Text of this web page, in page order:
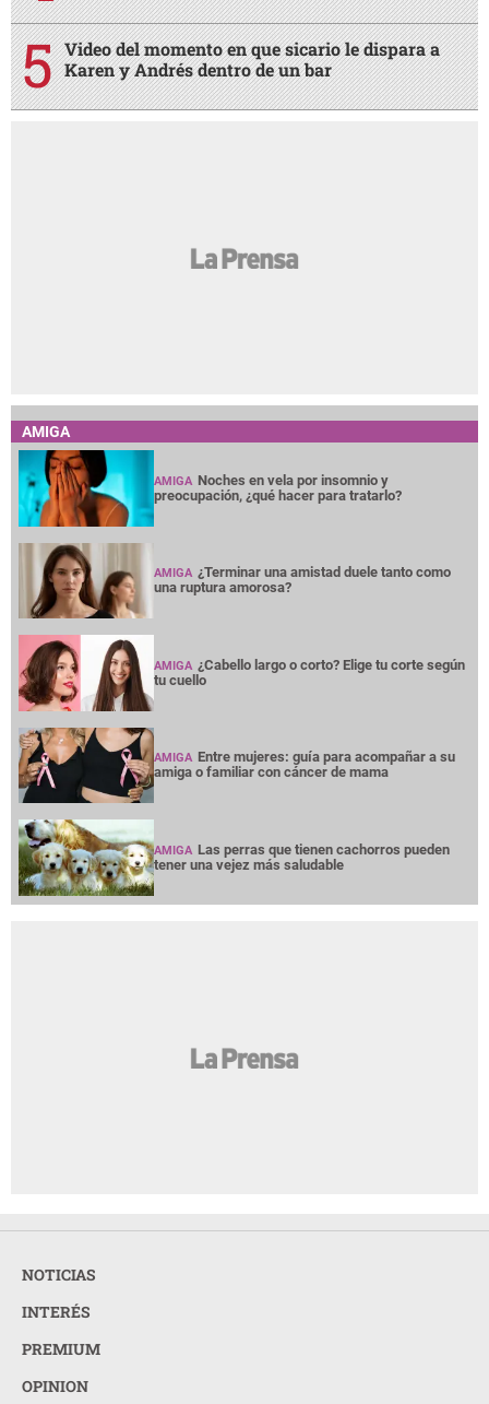
Video del momento en que sicario le dispara a
Karen y Andrés dentro de un bar
AMIGA
AMIGA Noches en vela por insomnio y
preocupación, ¿qué hacer para tratarlo?
AMIGA ¿Terminar una amistad duele tanto como
una ruptura amorosa?
AMIGA ¿Cabello largo o corto? Elige tu corte según
tu cuello
AMIGA Entre mujeres: guía para acompañar a su
amiga o familiar con cáncer de mama
AMIGA Las perras que tienen cachorros pueden
tener una vejez más saludable
NOTICIAS
INTERÉS
PREMIUM
OPINION